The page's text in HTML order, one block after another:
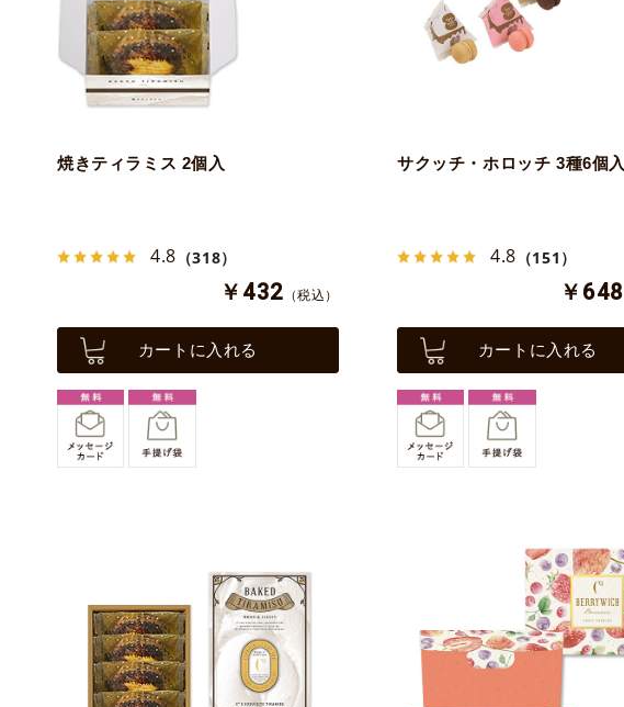
焼きティラミス 2個入
4.8 （318）
￥432 （税込）
カートに入れる
サクッチ・ホロッチ 3種6個入
4.8 （151）
￥648
カートに入れる